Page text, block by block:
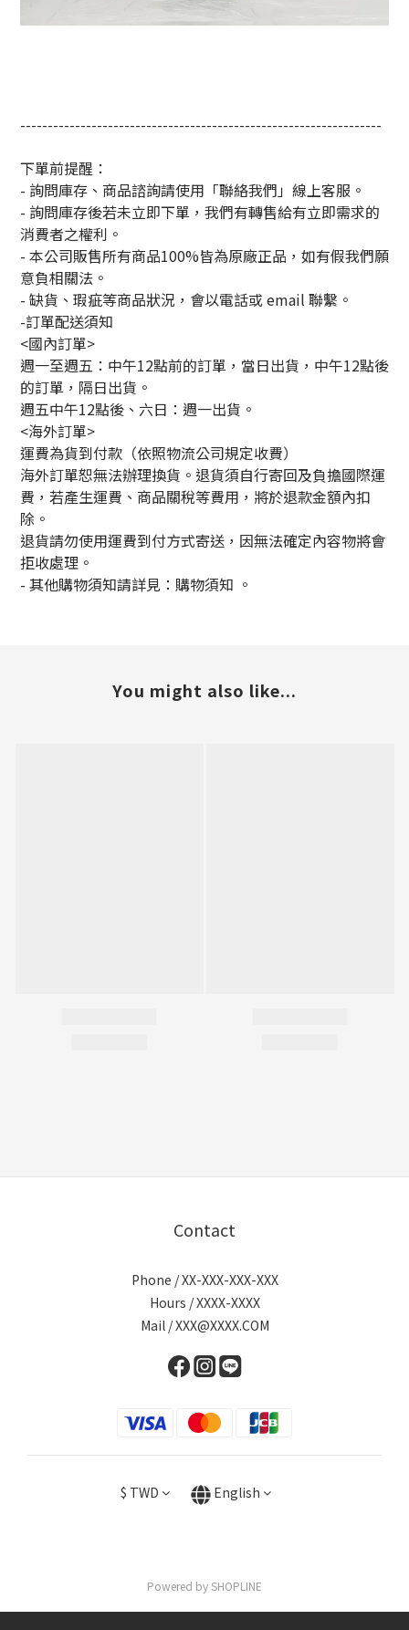
------------------------------------------------------------------
下單前提醒：
- 詢問庫存、商品諮詢請使用「聯絡我們」線上客服。
- 詢問庫存後若未立即下單，我們有轉售給有立即需求的
消費者之權利。
- 本公司販售所有商品100%皆為原廠正品，如有假我們願
意負相關法。
- 缺貨、瑕疵等商品狀況，會以電話或 email 聯繫。
-訂單配送須知
<國內訂單>
週一至週五：中午12點前的訂單，當日出貨，中午12點後
的訂單，隔日出貨。
週五中午12點後、六日：週一出貨。
<海外訂單>
運費為貨到付款（依照物流公司規定收費）
海外訂單恕無法辦理換貨。退貨須自行寄回及負擔國際運
費，若產生運費、商品關稅等費用，將於退款金額內扣
除。
退貨請勿使用運費到付方式寄送，因無法確定內容物將會
拒收處理。
- 其他購物須知請詳見：購物須知 。
You might also like...
Contact
Phone / XX-XXX-XXX-XXX
Hours / XXXX-XXXX
Mail / XXX@XXXX.COM
$ TWD English
Powered by SHOPLINE